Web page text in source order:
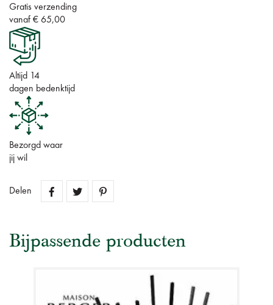
Gratis verzending
vanaf € 65,00
Altijd 14
dagen bedenktijd
Bezorgd waar
jij wil
Delen
Bijpassende producten